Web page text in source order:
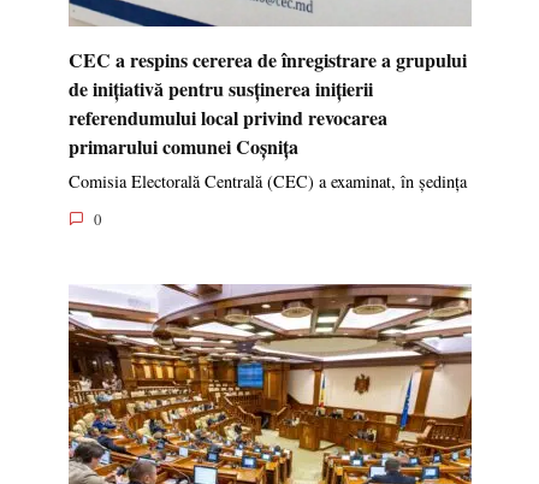
CEC a respins cererea de înregistrare a grupului
de inițiativă pentru susținerea inițierii
referendumului local privind revocarea
primarului comunei Coșnița
Comisia Electorală Centrală (CEC) a examinat, în ședința
0